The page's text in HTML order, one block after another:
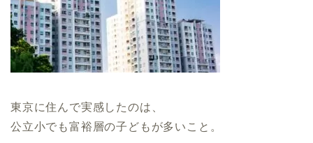
東京に住んで実感したのは、
公立小でも富裕層の子どもが多いこと。